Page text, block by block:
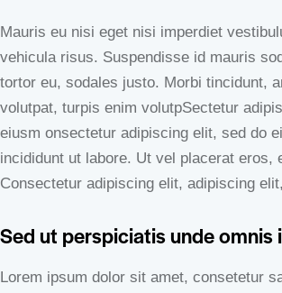
Mauris eu nisi eget nisi imperdiet
vehicula risus. Suspendisse id mauris
tortor eu, sodales justo. Morbi tincidunt,
volutpat, turpis enim volutpSectetur
eiusm onsectetur adipiscing elit, sed do
incididunt ut labore. Ut vel placerat eros,
Consectetur adipiscing elit, adipiscing
Sed ut perspiciatis unde omnis
Lorem ipsum dolor sit amet, consetetur